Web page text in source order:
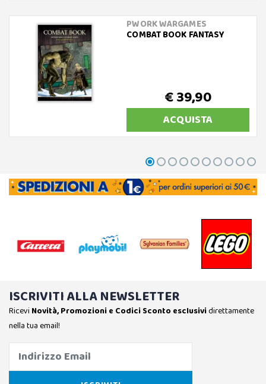
PWORK WARGAMES
COMBAT BOOK FANTASY
€ 39,90
ACQUISTA
ISCRIVITI ALLA NEWSLETTER
Ricevi Novità, Promozioni e Codici Sconto esclusividirettamente
nella tua email!